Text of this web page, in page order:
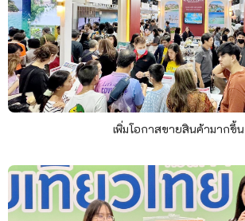
เพิ่มโอกาสขายสินค้ามากขึ้น